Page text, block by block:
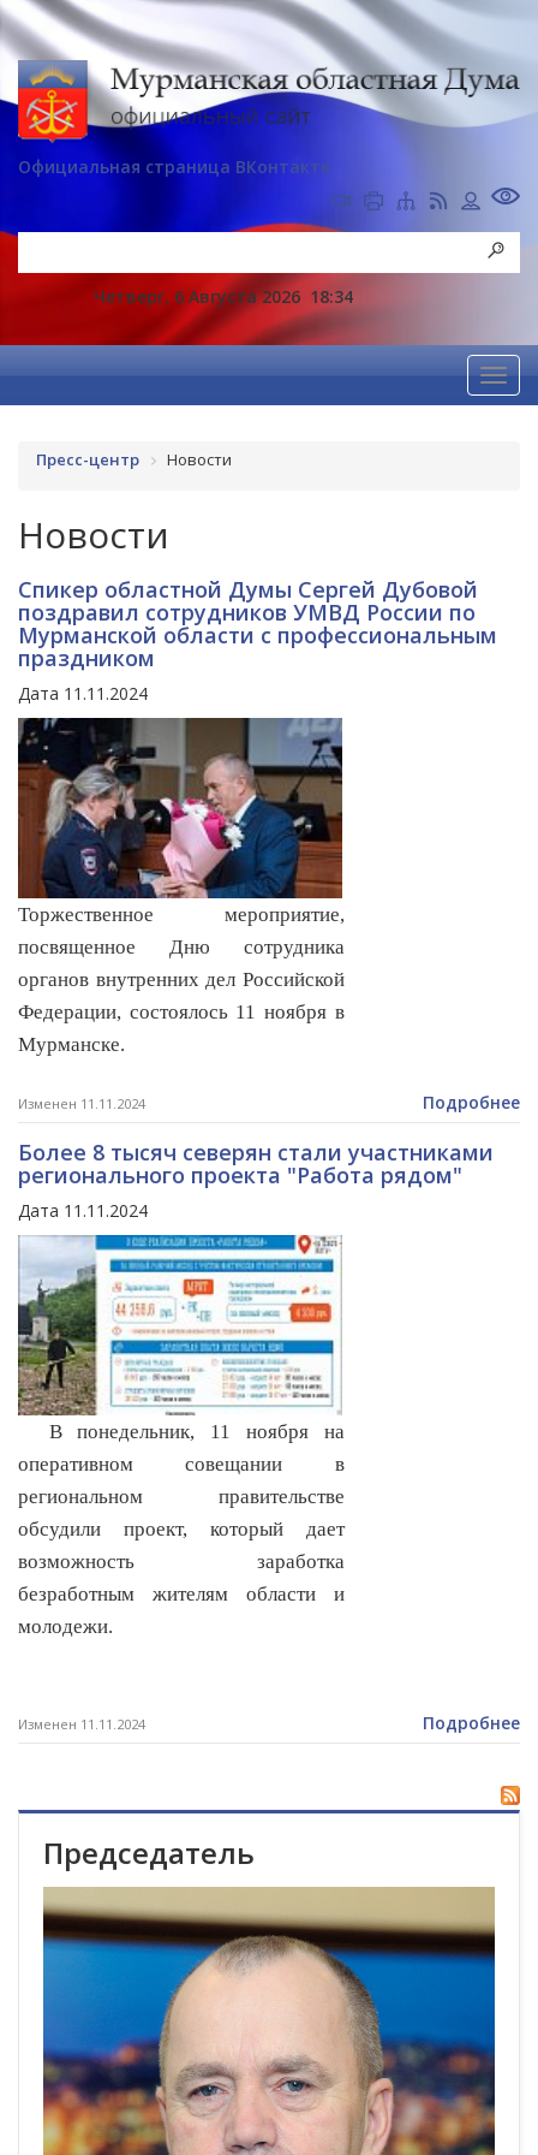
Официальная страница ВКонтакте
Четверг, 6 Августа 2026 18:34
Пресс-центр Новости
Новости
Спикер областной Думы Сергей Дубовой
поздравил сотрудников УМВД России по
Мурманской области с профессиональным
праздником
Дата 11.11.2024
Торжественное мероприятие,
посвященное Дню сотрудника
органов внутренних дел Российской
Федерации, состоялось 11 ноября в
Мурманске.
Изменен 11.11.2024 Подробнее
Более 8 тысяч северян стали участниками
регионального проекта "Работа рядом"
Дата 11.11.2024
В понедельник, 11 ноября на
оперативном совещании в
региональном правительстве
обсудили проект, который дает
возможность заработка
безработным жителям области и
молодежи.
Изменен 11.11.2024 Подробнее
Председатель